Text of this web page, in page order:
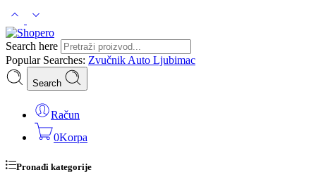
Search here
Popular Searches: Zvučnik Auto Ljubimac
Search
Račun
0Korpa
Pronađi kategorije